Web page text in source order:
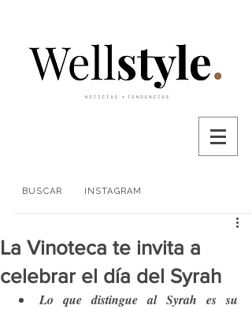
BUSCAR INSTAGRAM
La Vinoteca te invita a
celebrar el día del Syrah
Lo que distingue al Syrah es su